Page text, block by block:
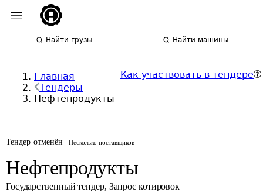
Найти грузы Найти машины
Главная
Тендеры
Нефтепродукты
Как участвовать в тендере
Тендер отменён Несколько поставщиков
Нефтепродукты
Государственный тендер, Запрос котировок